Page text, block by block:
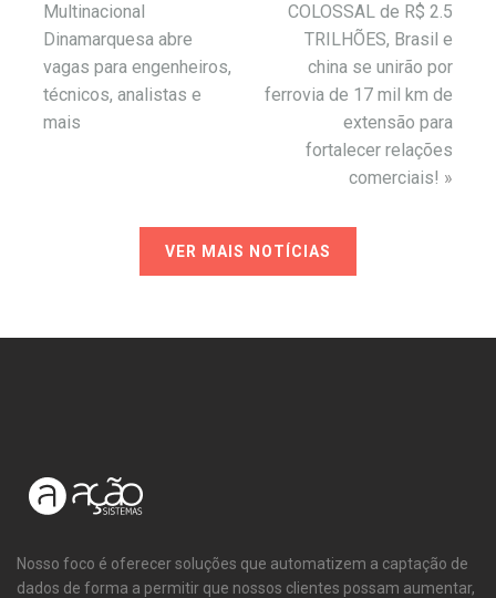
Multinacional
Dinamarquesa abre
vagas para engenheiros,
técnicos, analistas e
mais
COLOSSAL de R$ 2.5
TRILHÕES, Brasil e
china se unirão por
ferrovia de 17 mil km de
extensão para
fortalecer relações
comerciais! »
VER MAIS NOTÍCIAS
Nosso foco é oferecer soluções que automatizem a captação de
dados de forma a permitir que nossos clientes possam aumentar,